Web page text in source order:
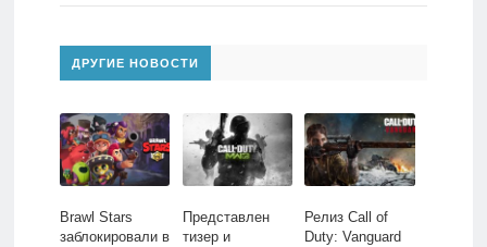
ДРУГИЕ НОВОСТИ
Brawl Stars
заблокировали в
Представлен
тизер и
Релиз Call of
Duty: Vanguard